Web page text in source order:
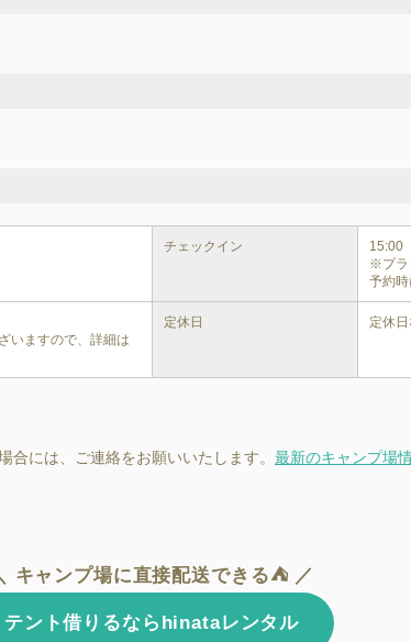
チェックイン
15:00
※プラ
予約時
いますので、詳細は
定休日 定休日
合には、ご連絡をお願いいたします。 最新のキャンプ場
キャンプ場に直接配送できる⛺ ／
テント借りるならhinataレンタル